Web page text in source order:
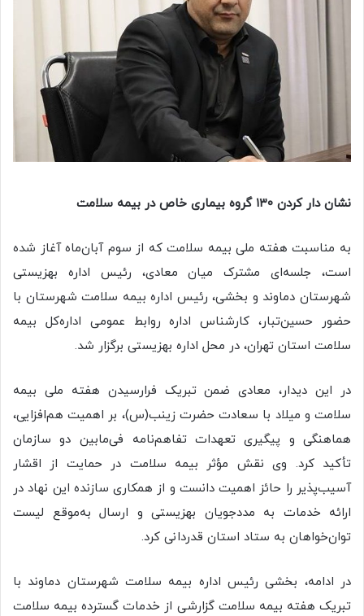
نشان دار کردن ۱۳۰ گروه بیماری خاص در بیمه سلامت
به مناسبت هفته ملی بیمه سلامت که از سوم آبان‌ماه آغاز شده
است، جلسه‌ای مشترک میان معادی، رئیس اداره بهزیستی
شهرستان دماوند و بخشی، رئیس اداره بیمه سلامت شهرستان با
حضور حسین‌تبار، کارشناس اداره روابط‌ عمومی اداره‌کل بیمه
سلامت استان تهران، در محل اداره بهزیستی برگزار شد.
در این دیدار، معادی ضمن تبریک فرارسیدن هفته ملی بیمه
سلامت و میلاد با سعادت حضرت زینب(س)، بر اهمیت هم‌افزایی،
هماهنگی و پیگیری تعهدات تفاهم‌نامه فی‌مابین دو سازمان
تأکید کرد. وی نقش مؤثر بیمه سلامت در حمایت از اقشار
آسیب‌پذیر را حائز اهمیت دانست و از همکاری سازنده این نهاد در
ارائه خدمات به مددجویان بهزیستی و ارسال به‌موقع لیست
توان‌خواهان به ستاد استان قدردانی کرد.
در ادامه، بخشی رئیس اداره بیمه سلامت شهرستان دماوند با
تبریک هفته بیمه سلامت گزارشی از خدمات گسترده بیمه سلامت